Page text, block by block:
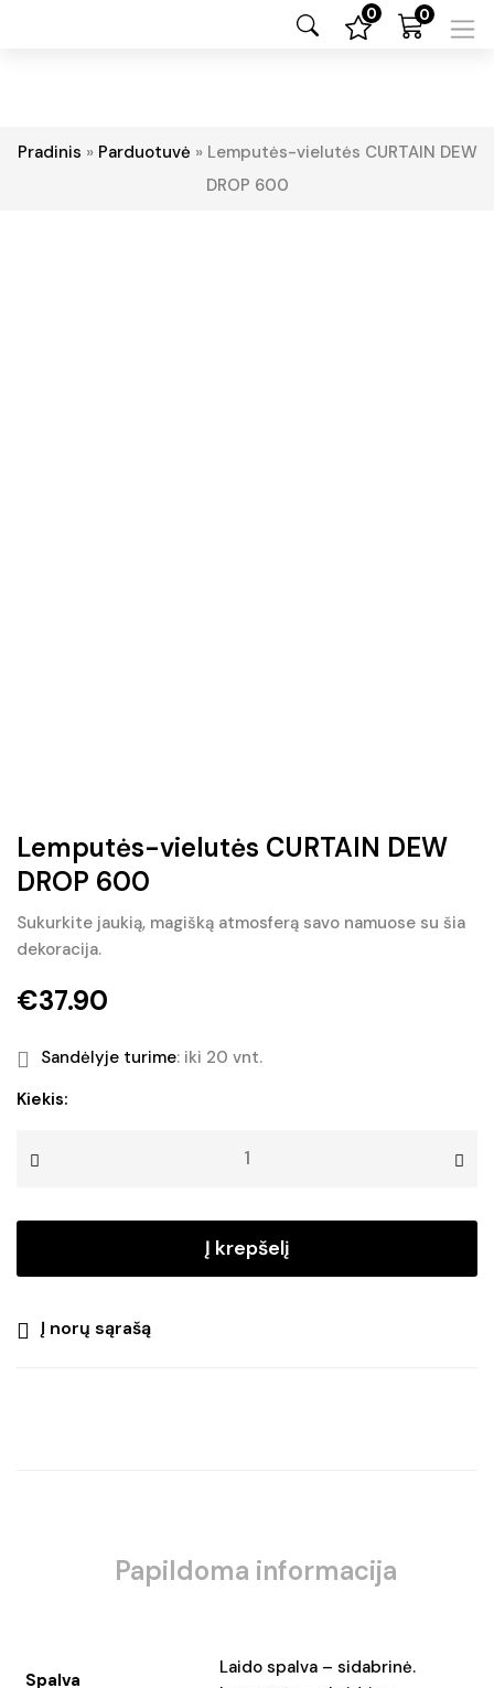
0 0
Pradinis » Parduotuvė » Lemputės-vielutės CURTAIN DEW
DROP 600
Lemputės-vielutės CURTAIN DEW
DROP 600
Sukurkite jaukią, magišką atmosferą savo namuose su šia
dekoracija.
€37.90
Sandėlyje turime: iki 20 vnt.
produkto
Lemputės-
600
Kiekis:
Į krepšelį
Į norų sąrašą
Papildoma informacija
Spalva
Laido spalva – sidabrinė.